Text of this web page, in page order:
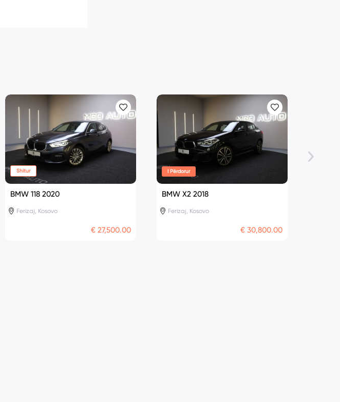
Shitur
BMW 118 2020
Ferizaj, Kosovo
€ 27,500.00
I Përdorur
BMW X2 2018
Ferizaj, Kosovo
€ 30,800.00